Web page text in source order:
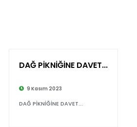
DAĞ PİKNİĞİNE DAVET...
9 Kasım 2023
DAĞ PİKNİĞİNE DAVET...